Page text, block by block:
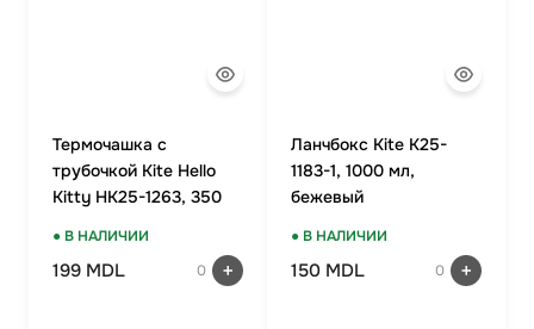
Термочашка с
трубочкой Kite Hello
Kitty HK25-1263, 350
● В НАЛИЧИИ
199 MDL 0
Ланчбокс Kite K25-
1183-1, 1000 мл,
бежевый
● В НАЛИЧИИ
150 MDL 0